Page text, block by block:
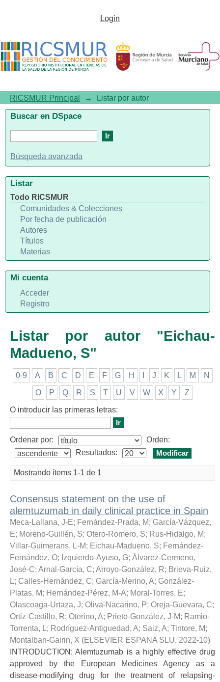
Listar por autor "Eichau-
Login
RICSMUR Principal → Listar por autor
Listar por autor "Eichau-
Madueno, S"
0-9 A B C D E F G H J K L M N
O P Q R S T U V W X Y Z
O introducir las primeras letras:
Ordenar por:
Orden:
Resultados:
Mostrando ítems 1-1 de 1
Consensus statement on the use of
alemtuzumab in daily clinical practice in Spain
Meca-Lallana, J-E; Fernández-Prada, M; García-Vázquez,
E; Moreno-Guillén, S; Otero-Romero, S; Rus-Hidalgo, M;
Villar-Guimerans, L-M; Eichau-Madueno, S; Fernández-
Fernández, O; Izquierdo-Ayuso, G; Álvarez-Cermeno,
José-C; Arnal-García, C; Arroyo-González, R; Brieva-Ruiz,
L; Calles-Hernández, C; García-Merino, A; González-
Platas, M; Hernández-Pérez, M-A; Moral-Torres, E;
Olascoaga-Urtaza, J; Oliva-Nacarino, P; Oreja-Guevara, C;
Ortiz-Castillo, R; Oterino, A; Prieto-González, J-M; Ramio-
Torrenta, L; Rodríguez-Antiguedad, A; Saiz, A; Tintore, M;
Montalban-Gairin, X (ELSEVIER ESPANA SLU, 2022-10)
INTRODUCTION: Alemtuzumab is a highly effective drug
approved by the European Medicines Agency as a
disease-modifying drug for the treatment of relapsing-
Buscar en DSpace
Búsqueda avanzada
Listar
Todo RICSMUR
Comunidades & Colecciones
Por fecha de publicación
Autores
Títulos
Materias
Mi cuenta
Acceder
Registro